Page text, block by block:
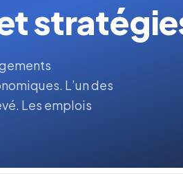
L’un des
Les emplois